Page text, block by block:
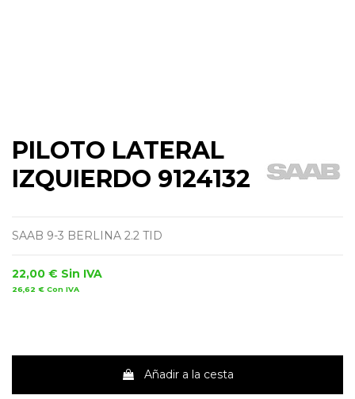
PILOTO LATERAL
IZQUIERDO 9124132
SAAB 9-3 BERLINA 2.2 TID
22,00 € Sin IVA
26,62 € Con IVA
Añadir a la cesta